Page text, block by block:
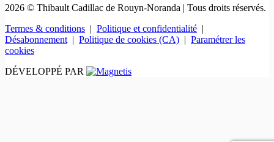
2026 © Thibault Cadillac de Rouyn-Noranda | Tous droits réservés.
Termes & conditions | Politique et confidentialité |
Désabonnement | Politique de cookies (CA) | Paramétrer les
cookies
DÉVELOPPÉ PAR